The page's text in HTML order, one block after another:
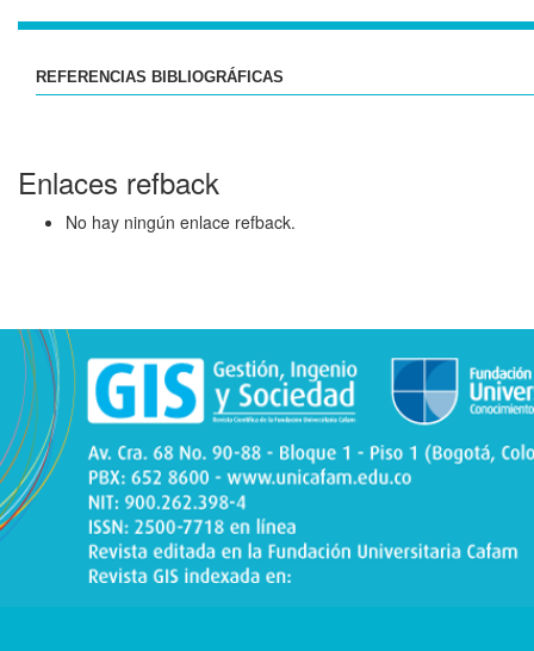
REFERENCIAS BIBLIOGRÁFICAS
Enlaces refback
No hay ningún enlace refback.